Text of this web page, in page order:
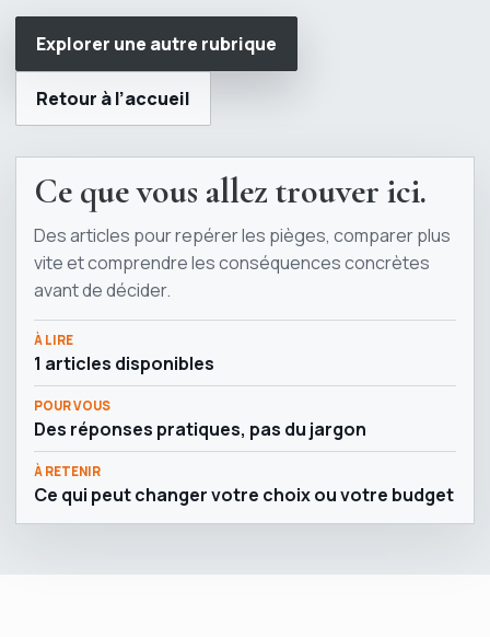
Explorer une autre rubrique
Retour à l’accueil
Ce que vous allez trouver ici.
Des articles pour repérer les pièges, comparer plus
vite et comprendre les conséquences concrètes
avant de décider.
À LIRE
1 articles disponibles
POUR VOUS
Des réponses pratiques, pas du jargon
À RETENIR
Ce qui peut changer votre choix ou votre budget